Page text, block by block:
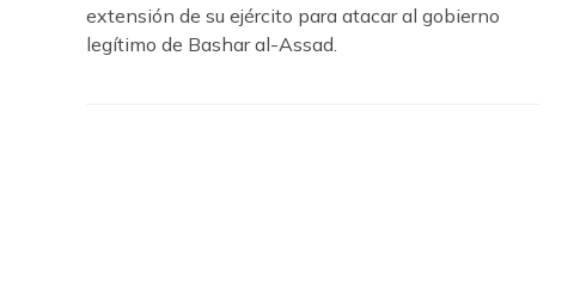
extensión de su ejército para atacar al gobierno
legítimo de Bashar al-Assad.